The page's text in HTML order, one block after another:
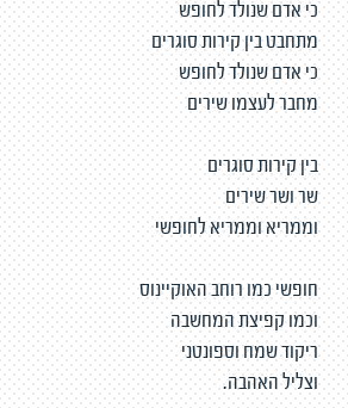
כי אדם שנולד לחופש
מתחבט בין קירות סוגרים
כי אדם שנולד לחופש
מחבר לעצמו שירים
בין קירות סוגרים
שר ושר שירים
וממריא וממריא לחופשי
חופשי כמו רוחב האוקיינוס
וכמו קפיצת המחשבה
ריקוד שמח וספונטני
וצליל האהבה.